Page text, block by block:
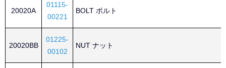
20020A
01115-
00221
BOLT ボルト
20020BB
01225-
00102
NUT ナット